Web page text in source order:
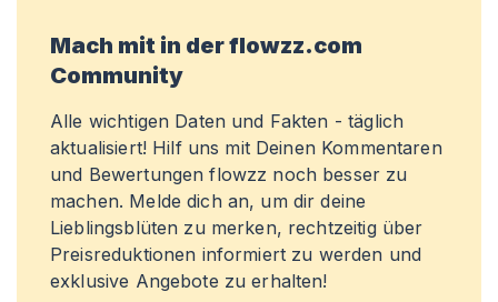
Mach mit in der flowzz.com
Community
Alle wichtigen Daten und Fakten - täglich
aktualisiert! Hilf uns mit Deinen Kommentaren
und Bewertungen flowzz noch besser zu
machen. Melde dich an, um dir deine
Lieblingsblüten zu merken, rechtzeitig über
Preisreduktionen informiert zu werden und
exklusive Angebote zu erhalten!